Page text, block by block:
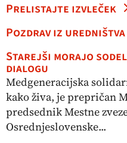
Prelistajte izvleček
Pozdrav iz uredništva
Starejši morajo
dialogu
Medgeneracijska
kako živa, je prepričan
predsednik Mestne
Osrednjeslovenske...